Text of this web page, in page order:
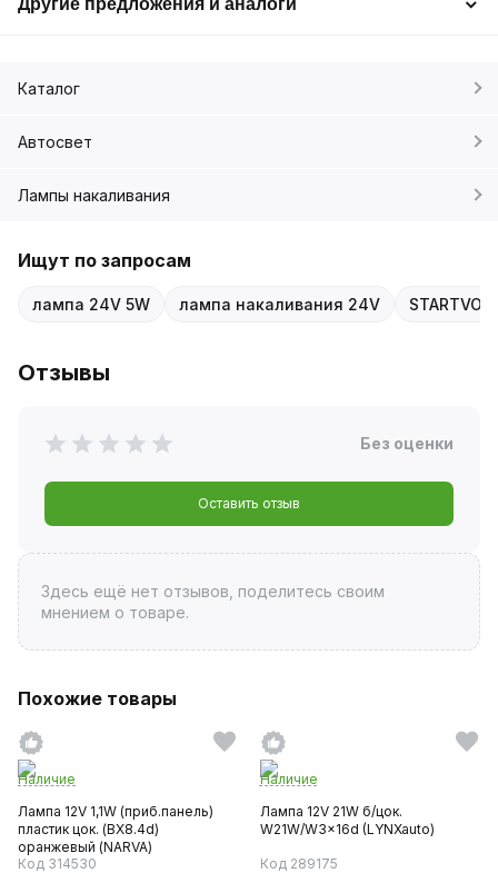
Каталог
Автосвет
Лампы накаливания
Ищут по запросам
лампа 24V 5W лампа накаливания 24V
Отзывы
Без оценки
Оставить отзыв
Здесь ещё нет отзывов, поделитесь своим
мнением о товаре.
Похожие товары
Наличие
Лампа 12V 1,1W (приб.панель)
пластик цок. (BX8.4d)
оранжевый (NARVA)
Код 314530
Наличие
Лампа 12V 21W б/цок.
W21W/W3x16d (LYNXauto)
Код 289175